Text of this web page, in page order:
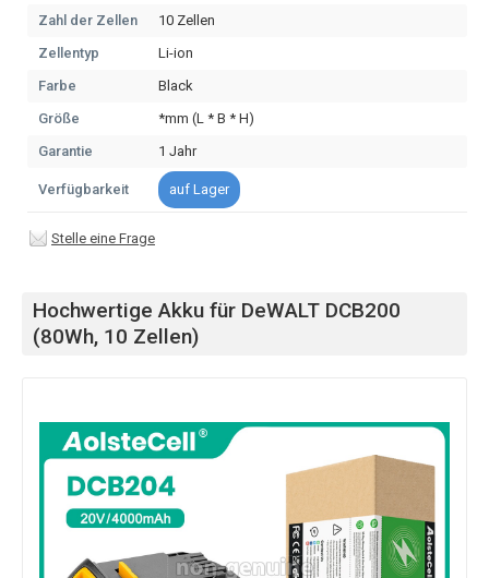
Zahl der Zellen
10 Zellen
Zellentyp
Li-ion
Farbe
Black
Größe
*mm (L * B * H)
Garantie
1 Jahr
Verfügbarkeit auf Lager
Stelle eine Frage
Hochwertige Akku für DeWALT DCB200
(80Wh, 10 Zellen)